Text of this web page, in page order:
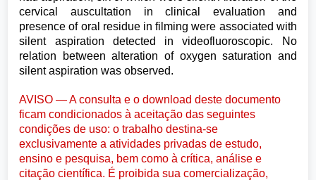
cervical auscultation in clinical evaluation and
presence of oral residue in filming were associated with
silent aspiration detected in videofluoroscopic. No
relation between alteration of oxygen saturation and
silent aspiration was observed.
AVISO — A consulta e o download deste documento
ficam condicionados à aceitação das seguintes
condições de uso: o trabalho destina-se
exclusivamente a atividades privadas de estudo,
ensino e pesquisa, bem como à crítica, análise e
citação científica. É proibida sua comercialização,